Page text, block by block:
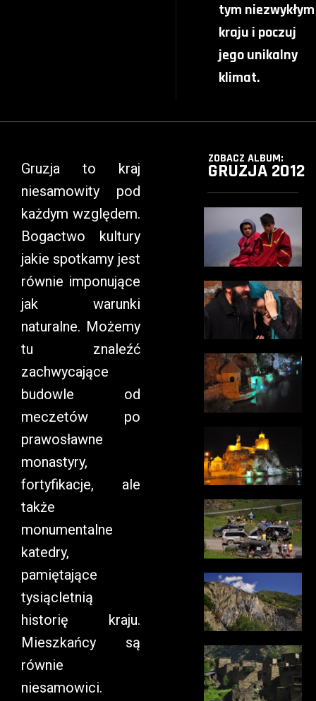
tym niezwykłym
kraju i poczuj
jego unikalny
klimat.
Gruzja to kraj
niesamowity pod
każdym względem.
Bogactwo kultury
jakie spotkamy jest
równie imponujące
jak warunki
naturalne. Możemy
tu znaleźć
zachwycające
budowle od
meczetów po
prawosławne
monastyry,
fortyfikacje, ale
także
monumentalne
katedry,
pamiętające
tysiącletnią
historię kraju.
Mieszkańcy są
równie
niesamowici.
ZOBACZ ALBUM:
GRUZJA 2012